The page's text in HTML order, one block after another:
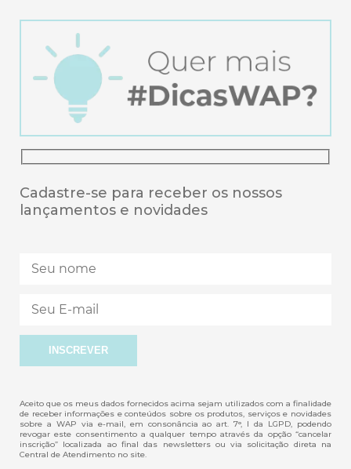
Cadastre-se para receber os nossos
lançamentos e novidades
Aceito que os meus dados fornecidos acima sejam utilizados com a finalidade
de receber informações e conteúdos sobre os produtos, serviços e novidades
sobre a WAP via e-mail, em consonância ao art. 7°, I da LGPD, podendo
revogar este consentimento a qualquer tempo através da opção “cancelar
inscrição” localizada ao final das newsletters ou via solicitação direta na
Central de Atendimento no site.